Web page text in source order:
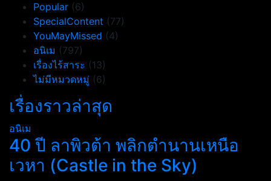
Popular (6)
SpecialContent (77)
YouMayMissed (4)
อนิเม (797)
เรื่องไร้สาระ (13)
ไม่มีหมวดหมู่ (6)
เรื่องราวล่าสุด
อนิเม
40 ปี ลาพิวต้า พลิกตำนานเหนือ
เวหา (Castle in the Sky)